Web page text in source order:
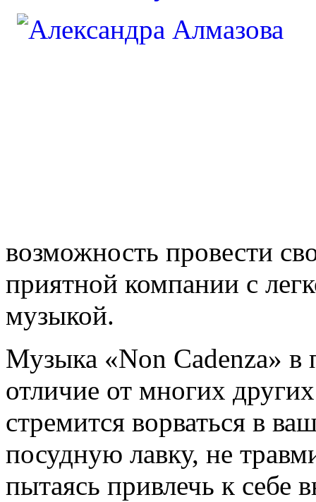
возможность провести
приятной компании с
музыкой.
Музыка «Non Cadenza» в
отличие от многих
стремится ворваться в
посудную лавку, не
пытаясь привлечь к себе